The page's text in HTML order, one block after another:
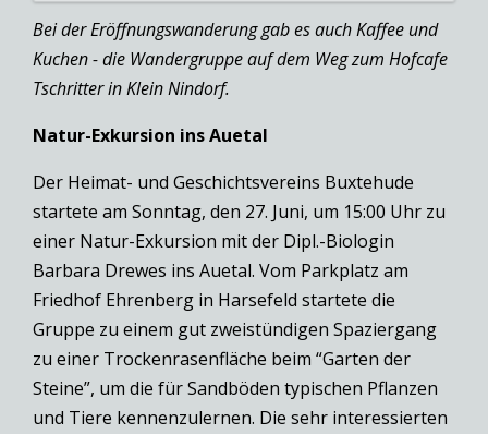
Bei der Eröffnungswanderung gab es auch Kaffee und
Kuchen - die Wandergruppe auf dem Weg zum Hofcafe
Tschritter in Klein Nindorf.
Natur-Exkursion ins Auetal
Der Heimat- und Geschichtsvereins Buxtehude
startete am Sonntag, den 27. Juni, um 15:00 Uhr zu
einer Natur-Exkursion mit der Dipl.-Biologin
Barbara Drewes ins Auetal. Vom Parkplatz am
Friedhof Ehrenberg in Harsefeld startete die
Gruppe zu einem gut zweistündigen Spaziergang
zu einer Trockenrasenfläche beim “Garten der
Steine”, um die für Sandböden typischen Pflanzen
und Tiere kennenzulernen. Die sehr interessierten